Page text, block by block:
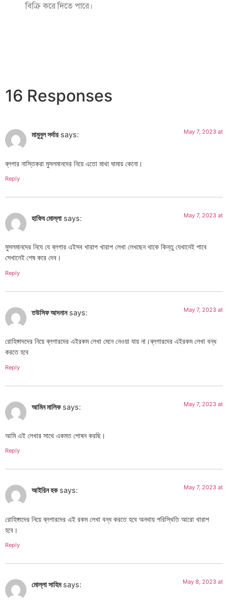
বিক্রি করে দিতে পারে।
16 Responses
মামুনুল সর্দার says: May 7, 2023 at
ব্লগার নাস্তিকরা মুসলমানদের নিয়ে এতো মাথা ঘামায় কেনো।
Reply
হাফিয মোল্লা says: May 7, 2023 at
মুসলমানদের নিযে যে ব্লগার এইসব খারাপ খারাপ লেখা লেখছেন থাকে কিন্তু যেখানেই পাবে
সেখানেই শেষ করে দেব।
Reply
তউসিফ আদনান says: May 7, 2023 at
রোহিঙ্গাদদের নিয়ে ব্লগারদের এইরকম লেখা মেনে নেওয়া যায় না।ব্লগারদের এইরকম লেখা বন্ধ
করতে হবে
Reply
আমিন মালিক says: May 7, 2023 at
আমি এই লেখার সাথে একমত পোষন করছি।
Reply
আইরিন হক says: May 7, 2023 at
রোহিঙ্গাদের নিয়ে ব্লগারদের এই রকম লেখা বন্ধ করতে হবে অনথায় পরিস্থিতি আরো খারাপ
হবে।
Reply
মোল্লা সাহিম says: May 8, 2023 at